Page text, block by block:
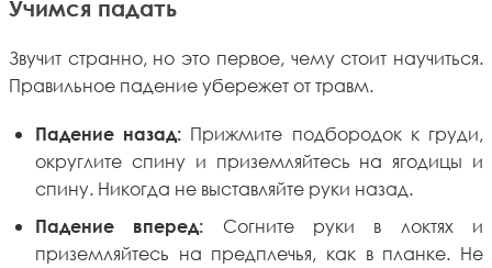
Учимся падать
Звучит странно, но это первое, чему стоит научиться.
Правильное падение убережет от травм.
Падение назад: Прижмите подбородок к груди,
округлите спину и приземляйтесь на ягодицы и
спину. Никогда не выставляйте руки назад.
Падение вперед: Согните руки в локтях и
приземляйтесь на предплечья, как в планке. Не